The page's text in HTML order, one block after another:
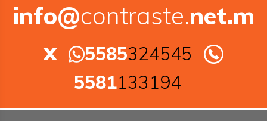
info@contraste.net.m
x
5585324545
5581133194